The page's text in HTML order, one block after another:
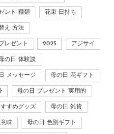
ント 種類 花束 日持ち
え 方法
レゼント 2025 アジサイ
の日 体験談
メッセージ 母の日 花ギフト
母の日 プレゼント 実用的
すめグッズ 母の日 雑貨
味 母の日 色別ギフト